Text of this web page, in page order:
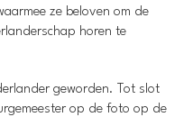
ze beloven om de
horen te
geworden. Tot slot
op de foto op de